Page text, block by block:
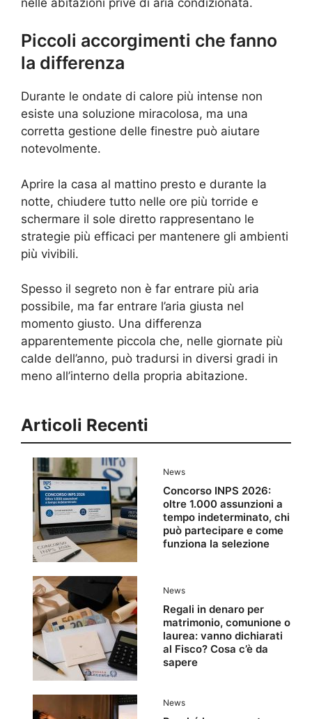
Piccoli accorgimenti che fanno
la differenza
Durante le ondate di calore più intense non
esiste una soluzione miracolosa, ma una
corretta gestione delle finestre può aiutare
notevolmente.
Aprire la casa al mattino presto e durante la
notte, chiudere tutto nelle ore più torride e
schermare il sole diretto rappresentano le
strategie più efficaci per mantenere gli ambienti
più vivibili.
Spesso il segreto non è far entrare più aria
possibile, ma far entrare l’aria giusta nel
momento giusto. Una differenza
apparentemente piccola che, nelle giornate più
calde dell’anno, può tradursi in diversi gradi in
meno all’interno della propria abitazione.
Articoli Recenti
News
Concorso INPS 2026:
oltre 1.000 assunzioni a
tempo indeterminato, chi
può partecipare e come
funziona la selezione
News
Regali in denaro per
matrimonio, comunione o
laurea: vanno dichiarati
al Fisco? Cosa c’è da
sapere
News